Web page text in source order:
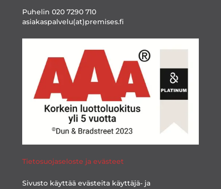
Puhelin 020 7290 710
asiakaspalvelu(at)premises.fi
Tietosuojaseloste ja evästeet
Sivusto käyttää evästeita käyttäjä- ja